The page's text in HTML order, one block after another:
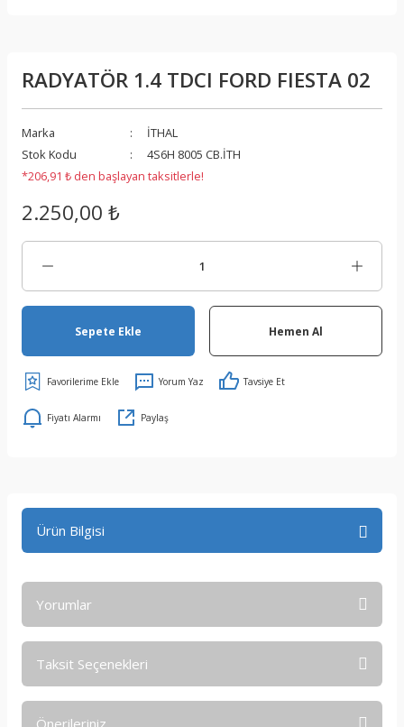
RADYATÖR 1.4 TDCI FORD FIESTA 02
Marka
İTHAL
Stok Kodu
4S6H 8005 CB.İTH
*206,91 ₺ den başlayan taksitlerle!
2.250,00 ₺
Sepete Ekle Hemen Al
Yorum Yaz Tavsiye Et
Fiyatı Alarmı Paylaş
Ürün Bilgisi
Yorumlar
Taksit Seçenekleri
Önerileriniz